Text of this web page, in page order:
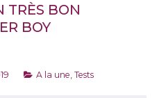
TRÈS BON
BOY
A la une ,Tests